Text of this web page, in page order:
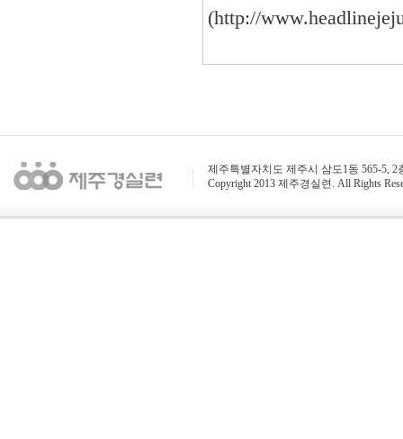
(http://
제주특별자치도 제주시 삼도1동 565-5, 2
Copyright 2013 제주경실련. All Rights